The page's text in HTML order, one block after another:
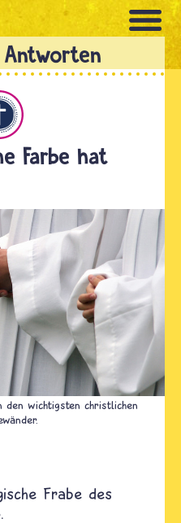
Farbe hat
den wichtigsten christlichen
Frabe des